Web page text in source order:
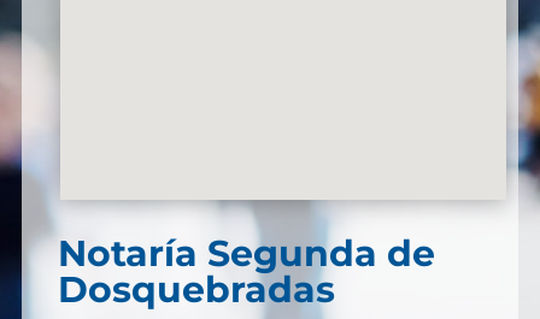
Notaría Segunda de
Dosquebradas